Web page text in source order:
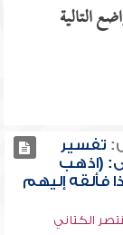
التالية
تفسير
(اذهب
فألقه إليهم
الكتاني